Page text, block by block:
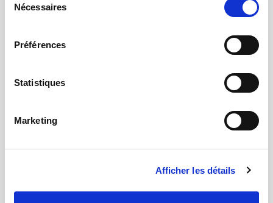
Nécessaires
Préférences
Statistiques
Marketing
Afficher les détails
NOUS RÉPONDONS AUX BESOINS DE NOS
CLIENTS AVEC NOTRE PLATEFORME
TECHNOLOGIQUE DE DERNIÈRE GÉNÉRATION
INTÉGRANT L’INTELLIGENCE ARTIFICIELLE
test et le contrôle qualité